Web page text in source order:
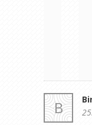
B